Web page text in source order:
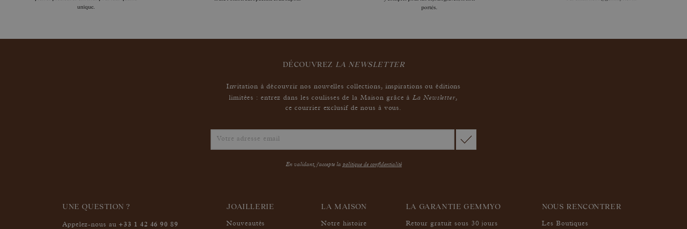
unique.
portés.
DÉCOUVREZ LA NEWSLETTER
Invitation à découvrir nos nouvelles collections, inspirations ou éditions
limitées : entrez dans les coulisses de la Maison grâce àLa Newsletter,
ce courrier exclusif de nous à vous.
En validant, j'accepte la politique de confidentialité
UNE QUESTION ?
Appelez-nous au +33 1 42 46 90 89
JOAILLERIE
Nouveautés
LA MAISON
Notre histoire
LA GARANTIE GEMMYO
Retour gratuit sous 30 jours
NOUS RENCONTRER
Les Boutiques